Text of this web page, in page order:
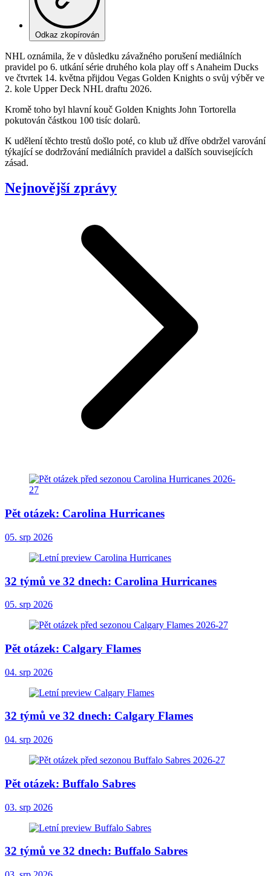
Odkaz zkopírován
NHL oznámila, že v důsledku závažného porušení mediálních
pravidel po 6. utkání série druhého kola play off s Anaheim Ducks
ve čtvrtek 14. května přijdou Vegas Golden Knights o svůj výběr ve
2. kole Upper Deck NHL draftu 2026.
Kromě toho byl hlavní kouč Golden Knights John Tortorella
pokutován částkou 100 tisíc dolarů.
K udělení těchto trestů došlo poté, co klub už dříve obdržel varování
týkající se dodržování mediálních pravidel a dalších souvisejících
zásad.
Nejnovější zprávy
Pět otázek: Carolina Hurricanes
05. srp 2026
32 týmů ve 32 dnech: Carolina Hurricanes
05. srp 2026
Pět otázek: Calgary Flames
04. srp 2026
32 týmů ve 32 dnech: Calgary Flames
04. srp 2026
Pět otázek: Buffalo Sabres
03. srp 2026
32 týmů ve 32 dnech: Buffalo Sabres